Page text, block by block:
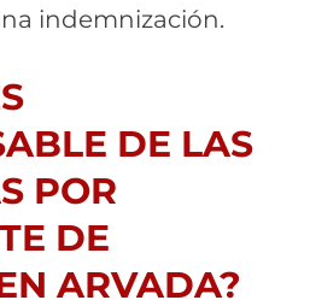
indemnización.
DE LAS
POR
DE
ARVADA?